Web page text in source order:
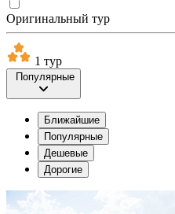
Оригинальный тур
1 тур
Популярные
Ближайшие
Популярные
Дешевые
Дорогие